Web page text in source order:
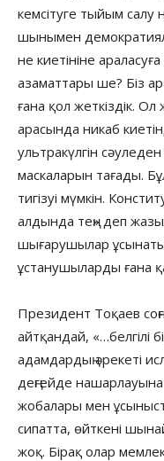
кемсітуге тыйым салу
шынымен
не киетініне
азаматтары ше? Біз
ғана қол жеткіздік. Ол
арасында никаб
ультракүлгін
маскаларын тағады.
тигізуі мүмкін.
алдында тең» деп
шығарушылар
ұстанушыларды ғана
Президент Тоқаев
айтқандай, «…белгілі
адамдардың әрекеті
деңгейде
жобалары мен
сипатта, өйткені
жоқ. Бірақ олар